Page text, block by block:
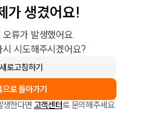
가 생겼어요!
오류가 발생했어요.
시 시도해주시겠어요?
새로고침하기
으로 돌아가기
생한다면 고객센터로 문의해주세요.